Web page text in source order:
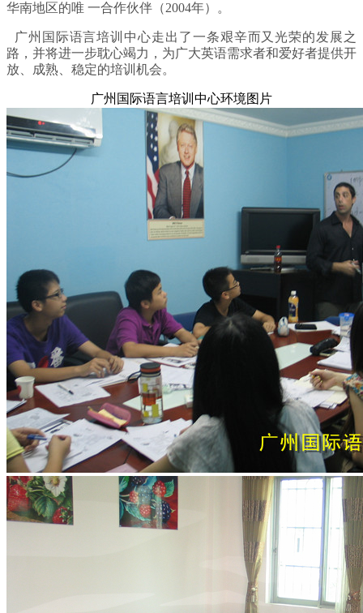
华南地区的唯 一合作伙伴（2004年）。
广州国际语言培训中心走出了一条艰辛而又光荣的发展之
路，并将进一步耽心竭力，为广大英语需求者和爱好者提供开
放、成熟、稳定的培训机会。
广州国际语言培训中心环境图片